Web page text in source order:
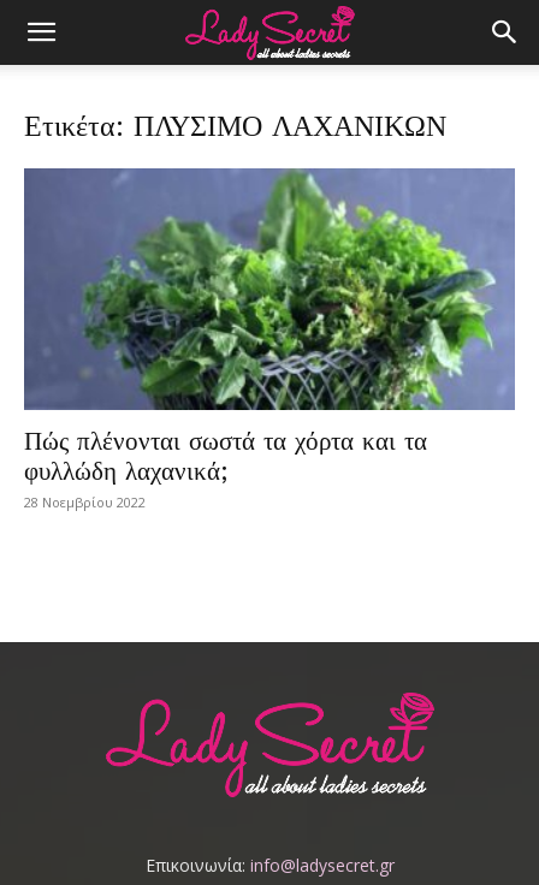
Ετικέτα: ΠΛΥΣΙΜΟ ΛΑΧΑΝΙΚΩΝ
Πώς πλένονται σωστά τα χόρτα και τα
φυλλώδη λαχανικά;
28 Νοεμβρίου 2022
Επικοινωνία: info@ladysecret.gr